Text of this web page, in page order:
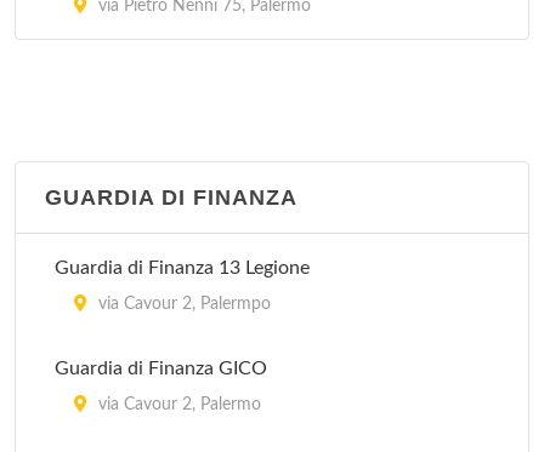
viale Regione Siciliana 1470, Palermo
via Pietro Nenni 75, Palermo
GUARDIA DI FINANZA
Guardia di Finanza 13 Legione
via Cavour 2, Palermpo
Guardia di Finanza GICO
via Cavour 2, Palermo